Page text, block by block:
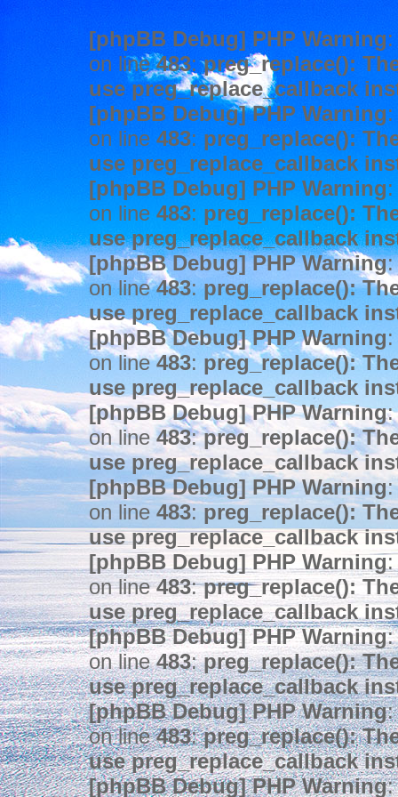
[phpBB Debug] PHP Warning
on line483:preg_replace():
use preg_replace_callback
[phpBB Debug] PHP Warning
on line 483: preg_replace():
use preg_replace_callback
[phpBB Debug] PHP Warning
on line 483: preg_replace():
use preg_replace_callback
[phpBB Debug] PHP Warning:
on line483:preg_replace():
use preg_replace_callback
[phpBB Debug] PHP Warning
on line483: preg_replace():
use preg_replace_callback
[phpBB Debug] PHP Warning:
on line483:preg_replace():
use preg_replace_callback
[phpBB Debug] PHP Warning:
on line 483:preg_replace():
use preg_replace_callback
[phpBB Debug] PHP Warning:
on line483:preg_replace():
use preg_replace_callback
[phpBB Debug] PHP Warning:
on line483:preg_replace():
use preg_replace_callback
[phpBB Debug] PHP Warning:
on line483:preg_replace():
use preg_replace_callback
[phpBB Debug] PHP Warning: